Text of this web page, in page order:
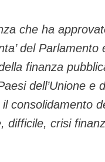
che ha
del
finanza
dell’Unione
consolidamento
difficile, crisi